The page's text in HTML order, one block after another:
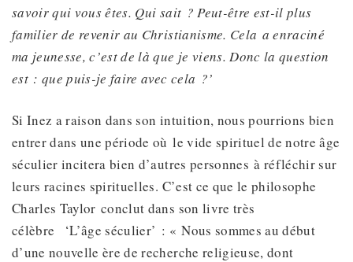
savoir qui vous êtes. Qui sait ? Peut-être est-il plus
familier de revenir au Christianisme. Cela a enraciné
ma jeunesse, c’est de là que je viens. Donc la question
est : que puis-je faire avec cela ?’
Si Inez a raison dans son intuition, nous pourrions bien
entrer dans une période où le vide spirituel de notre âge
séculier incitera bien d’autres personnes à réfléchir sur
leurs racines spirituelles. C’est ce que le philosophe
Charles Taylor conclut dans son livre très
célèbre ‘L’âge séculier’ : « Nous sommes au début
d’une nouvelle ère de recherche religieuse, dont